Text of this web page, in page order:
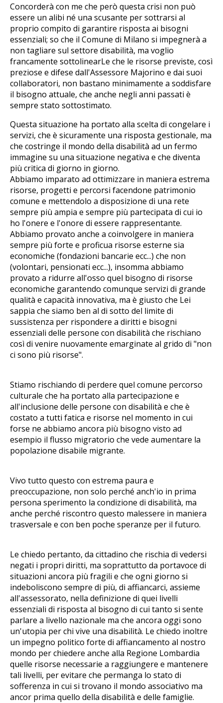
Concorderà con me che però questa crisi non può
essere un alibi né una scusante per sottrarsi al
proprio compito di garantire risposta ai bisogni
essenziali; so che il Comune di Milano si impegnerà a
non tagliare sul settore disabilità, ma voglio
francamente sottolinearLe che le risorse previste, così
preziose e difese dall'Assessore Majorino e dai suoi
collaboratori, non bastano minimamente a soddisfare
il bisogno attuale, che anche negli anni passati è
sempre stato sottostimato.
Questa situazione ha portato alla scelta di congelare i
servizi, che è sicuramente una risposta gestionale, ma
che costringe il mondo della disabilità ad un fermo
immagine su una situazione negativa e che diventa
più critica di giorno in giorno.
Abbiamo imparato ad ottimizzare in maniera estrema
risorse, progetti e percorsi facendone patrimonio
comune e mettendolo a disposizione di una rete
sempre più ampia e sempre più partecipata di cui io
ho l'onere e l'onore di essere rappresentante.
Abbiamo provato anche a coinvolgere in maniera
sempre più forte e proficua risorse esterne sia
economiche (fondazioni bancarie ecc...) che non
(volontari, pensionati ecc...), insomma abbiamo
provato a ridurre all'osso quel bisogno di risorse
economiche garantendo comunque servizi di grande
qualità e capacità innovativa, ma è giusto che Lei
sappia che siamo ben al di sotto del limite di
sussistenza per rispondere a diritti e bisogni
essenziali delle persone con disabilità che rischiano
così di venire nuovamente emarginate al grido di "non
ci sono più risorse".
Stiamo rischiando di perdere quel comune percorso
culturale che ha portato alla partecipazione e
all'inclusione delle persone con disabilità e che è
costato a tutti fatica e risorse nel momento in cui
forse ne abbiamo ancora più bisogno visto ad
esempio il flusso migratorio che vede aumentare la
popolazione disabile migrante.
Vivo tutto questo con estrema paura e
preoccupazione, non solo perché anch'io in prima
persona sperimento la condizione di disabilità, ma
anche perché riscontro questo malessere in maniera
trasversale e con ben poche speranze per il futuro.
Le chiedo pertanto, da cittadino che rischia di vedersi
negati i propri diritti, ma soprattutto da portavoce di
situazioni ancora più fragili e che ogni giorno si
indeboliscono sempre di più, di affiancarci, assieme
all'assessorato, nella definizione di quei livelli
essenziali di risposta al bisogno di cui tanto si sente
parlare a livello nazionale ma che ancora oggi sono
un'utopia per chi vive una disabilità. Le chiedo inoltre
un impegno politico forte di affiancamento al nostro
mondo per chiedere anche alla Regione Lombardia
quelle risorse necessarie a raggiungere e mantenere
tali livelli, per evitare che permanga lo stato di
sofferenza in cui si trovano il mondo associativo ma
ancor prima quello della disabilità e delle famiglie.